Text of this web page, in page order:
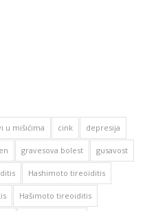
u mišićima cink depresija
gravesova bolest gusavost
Hashimoto tireoiditis
Hašimoto tireoiditis